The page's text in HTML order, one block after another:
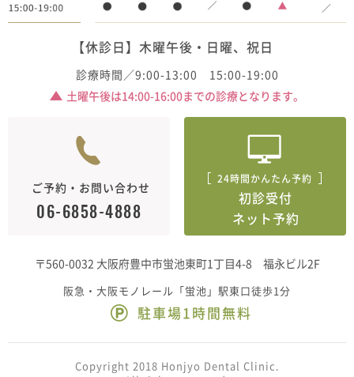
【休診日】木曜午後・日曜、祝日
診療時間／9:00-13:00 15:00-19:00
土曜午後は14:00-16:00までの診療となります。
ご予約・お問い合わせ
06-6858-4888
24時間かんたん予約
初診受付
ネット予約
〒560-0032 大阪府豊中市蛍池東町1丁目4-8 福永ビル2F
阪急・大阪モノレール「蛍池」駅東口徒歩1分
駐車場1時間無料
Copyright 2018 Honjyo Dental Clinic.